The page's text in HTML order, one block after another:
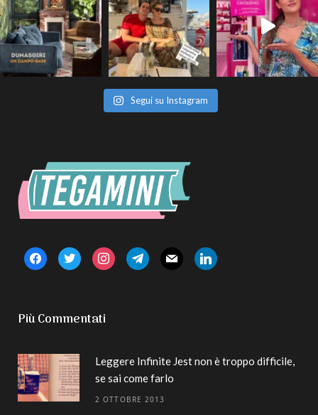
Segui su Instagram
facebooktwitter instagramtelegrammail linkedin
Più Commentati
Leggere Infinite Jest non è troppo difficile,
se sai come farlo
2 OTTOBRE 2013